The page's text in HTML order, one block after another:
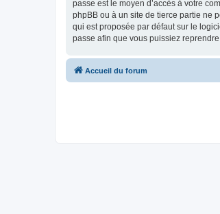
passe est le moyen d’accès à votre
phpBB ou à un site de tierce partie ne
qui est proposée par défaut sur le
passe afin que vous puissiez
Accueil du forum